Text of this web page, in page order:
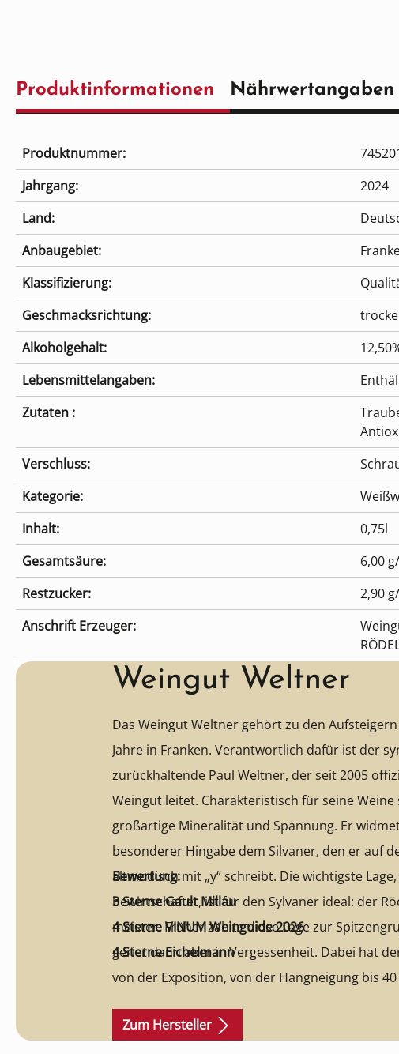
Produktinformationen Nährwertangaben
Produktnummer:
Kategorie:
Lebensmittelangaben:
Land:
Anbaugebiet:
Jahrgang: 2024
Geschmacksrichtung:
Alkoholgehalt:
Klassifizierung:
Verschluss:
Inhalt:
0,75l
Gesamtsäure:
6,00
Restzucker:
2,90
Zutaten :
Anschrift Erzeuger:
Weingut Weltner
Das Weingut Weltner gehört zu den
Jahre in Franken. Verantwortlich dafür ist der
zurückhaltende Paul Weltner, der seit 2005
Weingut leitet. Charakteristisch für seine Weine
großartige Mineralität und Spannung. Er
besonderer Hingabe dem Silvaner, den er auf
altmodisch mit „y“ schreibt. Die wich­tigste
bewirt­schaf­tet, ist für den Syl­va­ner ideal: der
meis­ter. Frü­her zählte diese Lage zur
geriet dann aber in Vergessenheit. Dabei hat
von der Expo­si­tion, von der Hangnei­gung bis
her viel zu bie­ten. Der Wie­der­auf­stieg des
Bewertung:
3 Sterne Gault Millau
4 Sterne VINUM Weinguide 2026
4 Sterne Eichelmann
Zum Hersteller